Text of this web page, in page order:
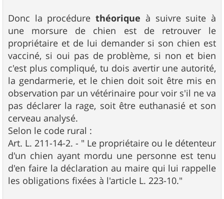
Donc la procédurethéorique à suivre suite à
une morsure de chien est de retrouver le
propriétaire et de lui demander si son chien est
vacciné, si oui pas de problème, si non et bien
c'est plus compliqué, tu dois avertir une autorité,
la gendarmerie, et le chien doit soit être mis en
observation par un vétérinaire pour voir s'il ne va
pas déclarer la rage, soit être euthanasié et son
cerveau analysé.
Selon le code rural :
Art. L. 211-14-2. - " Le propriétaire ou le détenteur
d'un chien ayant mordu une personne est tenu
d'en faire la déclaration au maire qui lui rappelle
les obligations fixées à l'article L. 223‑10."